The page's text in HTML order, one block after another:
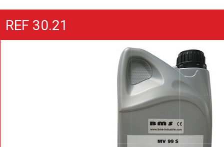
REF 30.21